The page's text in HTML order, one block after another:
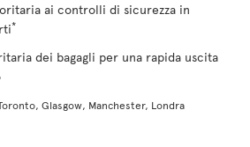
ai controlli di sicurezza in
*
dei bagagli per una rapida uscita
Glasgow, Manchester, Londra